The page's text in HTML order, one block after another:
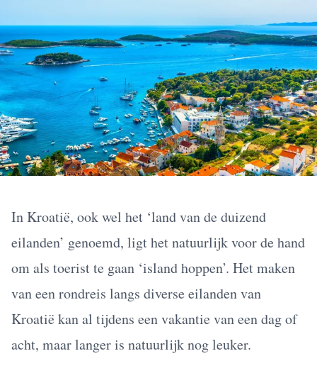
In Kroatië, ook wel het ‘land van de duizend
eilanden’ genoemd, ligt het natuurlijk voor de hand
om als toerist te gaan ‘island hoppen’. Het maken
van een rondreis langs diverse eilanden van
Kroatië kan al tijdens een vakantie van een dag of
acht, maar langer is natuurlijk nog leuker.